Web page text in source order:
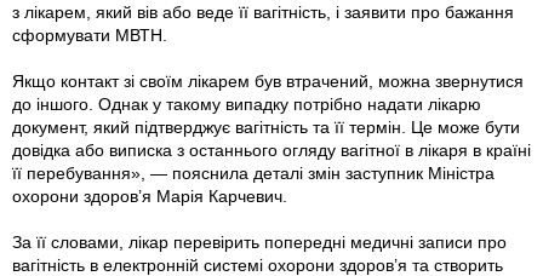
з лікарем, який вів або веде її вагітність, і заявити про бажання
сформувати МВТН.
Якщо контакт зі своїм лікарем був втрачений, можна звернутися
до іншого. Однак у такому випадку потрібно надати лікарю
документ, який підтверджує вагітність та її термін. Це може бути
довідка або виписка з останнього огляду вагітної в лікаря в країні
її перебування», — пояснила деталі змін заступник Міністра
охорони здоров’я Марія Карчевич.
За її словами, лікар перевірить попередні медичні записи про
вагітність в електронній системі охорони здоров’я та створить